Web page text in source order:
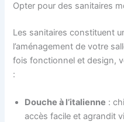
Opter pour des sanitaires
Les sanitaires constituent
l’aménagement de votre
fois fonctionnel et design,
:
Douche à l’italienne :
accès facile et agrandit